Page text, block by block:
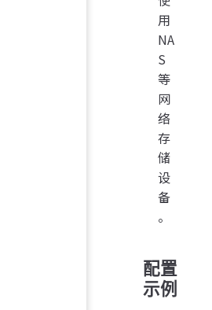
用
NA
S
等
网
络
存
储
设
备
。
配置
示例